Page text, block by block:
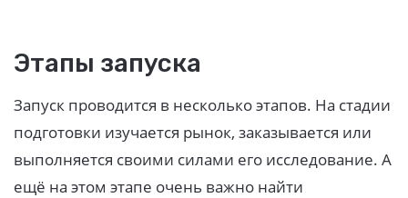
Этапы запуска
Запуск проводится в несколько этапов. На стадии
подготовки изучается рынок, заказывается или
выполняется своими силами его исследование. А
ещё на этом этапе очень важно найти